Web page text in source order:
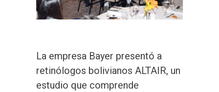
La empresa Bayer presentó a
retinólogos bolivianos ALTAIR, un
estudio que comprende